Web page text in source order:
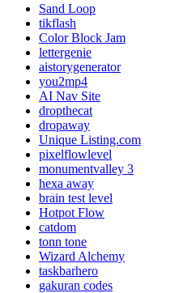
Sand Loop
tikflash
Color Block Jam
lettergenie
aistorygenerator
you2mp4
AI Nav Site
dropthecat
dropaway
Unique Listing.com
pixelflowlevel
monumentvalley 3
hexa away
brain test level
Hotpot Flow
catdom
tonn tone
Wizard Alchemy
taskbarhero
gakuran codes